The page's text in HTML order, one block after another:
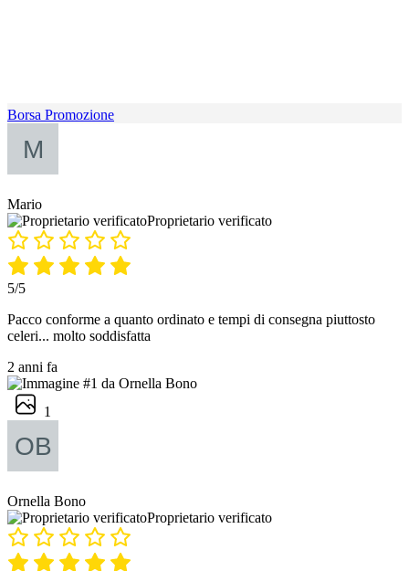
Borsa Promozione
Mario
Proprietario verificato
5/5
Pacco conforme a quanto ordinato e tempi di consegna piuttosto
celeri... molto soddisfatta
2 anni fa
1
Ornella Bono
Proprietario verificato